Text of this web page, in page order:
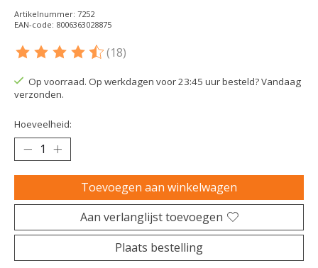
Artikelnummer: 7252
EAN-code: 8006363028875
De beoordeling van dit product is
(18)
Op voorraad. Op werkdagen voor 23:45 uur besteld? Vandaag
verzonden.
Hoeveelheid:
Toevoegen aan winkelwagen
Aan verlanglijst toevoegen
Plaats bestelling